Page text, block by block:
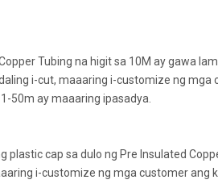
Tubing na higit sa 10M ay gawa
i-cut, maaaring i-customize ng
50m ay maaaring ipasadya.
plastic cap sa dulo ng Pre Insulated
i-customize ng mga customer ang